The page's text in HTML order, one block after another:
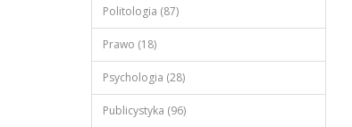
Politologia (87)
Prawo (18)
Psychologia (28)
Publicystyka (96)